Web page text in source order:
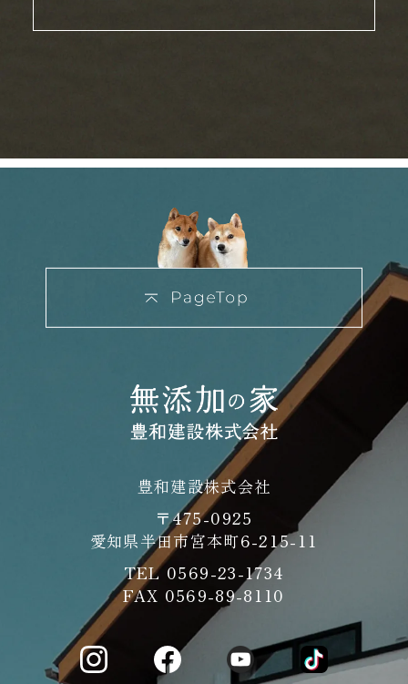
豊和建設株式会社
〒475-0925
愛知県半田市宮本町6-215-11
TEL0569-23-1734
FAX 0569-89-8110